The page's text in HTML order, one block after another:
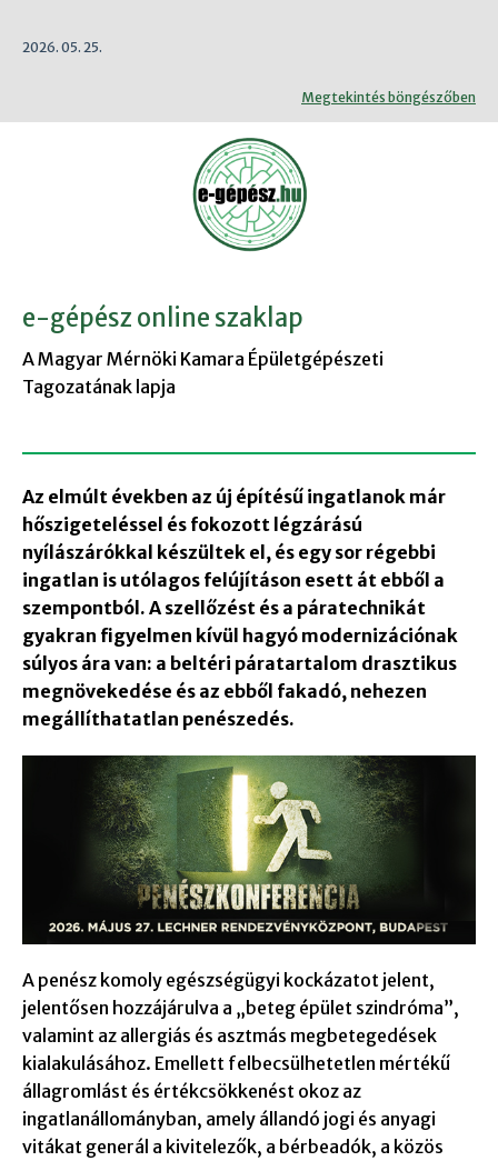
2026. 05. 25.
Megtekintés böngészőben
e-gépész online szaklap
A Magyar Mérnöki Kamara Épületgépészeti
Tagozatának lapja
Az elmúlt években az új építésű ingatlanok már
hőszigeteléssel és fokozott légzárású
nyílászárókkal készültek el, és egy sor régebbi
ingatlan is utólagos felújításon esett át ebből a
szempontból. A szellőzést és a páratechnikát
gyakran figyelmen kívül hagyó modernizációnak
súlyos ára van: a beltéri páratartalom drasztikus
megnövekedése és az ebből fakadó, nehezen
megállíthatatlan penészedés.
A penész komoly egészségügyi kockázatot jelent,
jelentősen hozzájárulva a „beteg épület szindróma”,
valamint az allergiás és asztmás megbetegedések
kialakulásához. Emellett felbecsülhetetlen mértékű
állagromlást és értékcsökkenést okoz az
ingatlanállományban, amely állandó jogi és anyagi
vitákat generál a kivitelezők, a bérbeadók, a közös